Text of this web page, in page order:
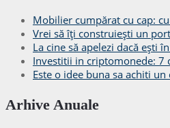
Mobilier cumpărat cu cap:
Vrei să îți construiești un
La cine să apelezi dacă ești
Investitii in criptomonede: 7
Este o idee buna sa achiti
Arhive Anuale